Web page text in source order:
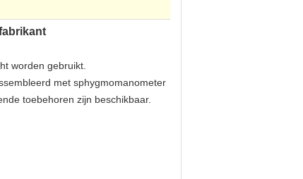
worden gebruikt.
met sphygmomanometer
toebehoren zijn beschikbaar.